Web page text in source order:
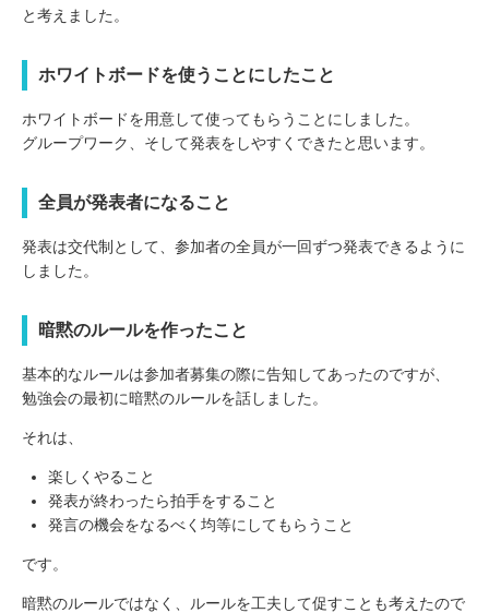
と考えました。
ホワイトボードを使うことにしたこと
ホワイトボードを用意して使ってもらうことにしました。
グループワーク、そして発表をしやすくできたと思います。
全員が発表者になること
発表は交代制として、参加者の全員が一回ずつ発表できるように
しました。
暗黙のルールを作ったこと
基本的なルールは参加者募集の際に告知してあったのですが、
勉強会の最初に暗黙のルールを話しました。
それは、
楽しくやること
発表が終わったら拍手をすること
発言の機会をなるべく均等にしてもらうこと
です。
暗黙のルールではなく、ルールを工夫して促すことも考えたので